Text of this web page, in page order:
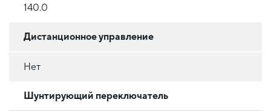
140.0
Дистанционное управление
Нет
Шунтирующий переключатель